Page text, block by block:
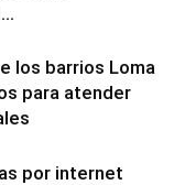
los barrios Loma
para atender
por internet